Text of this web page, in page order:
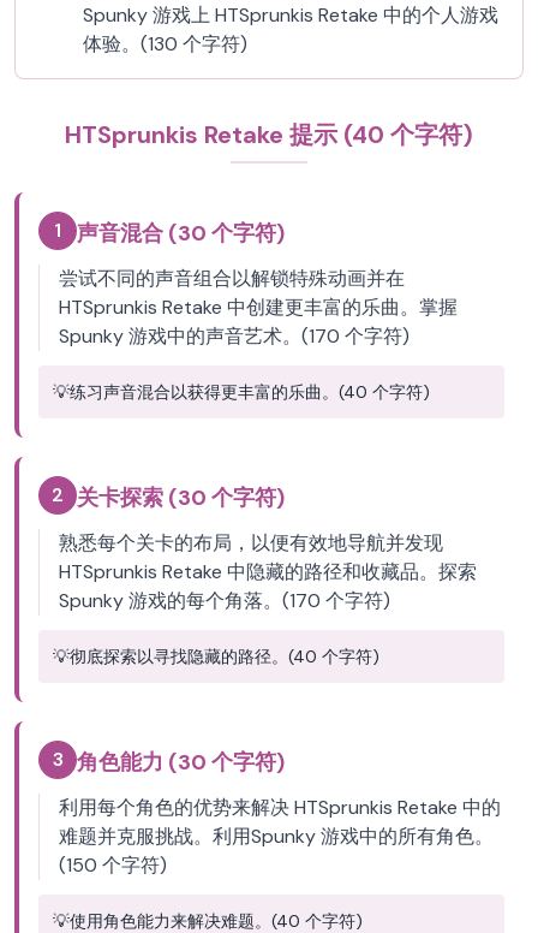
Spunky 游戏上 HTSprunkis Retake 中的个人游戏
体验。(130 个字符)
HTSprunkis Retake 提示 (40 个字符)
1 声音混合 (30 个字符)
尝试不同的声音组合以解锁特殊动画并在
HTSprunkis Retake 中创建更丰富的乐曲。掌握
Spunky 游戏中的声音艺术。(170 个字符)
💡练习声音混合以获得更丰富的乐曲。(40 个字符)
2 关卡探索 (30 个字符)
熟悉每个关卡的布局，以便有效地导航并发现
HTSprunkis Retake 中隐藏的路径和收藏品。探索
Spunky 游戏的每个角落。(170 个字符)
💡彻底探索以寻找隐藏的路径。(40 个字符)
3 角色能力 (30 个字符)
利用每个角色的优势来解决 HTSprunkis Retake 中的
难题并克服挑战。利用Spunky 游戏中的所有角色。
(150 个字符)
💡使用角色能力来解决难题。(40 个字符)